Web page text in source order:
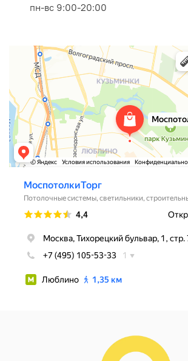
пн-вс 9:00-20:00